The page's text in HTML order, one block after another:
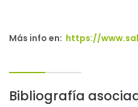
Más info en: https://
Bibliografía